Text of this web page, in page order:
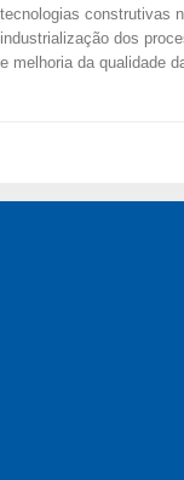
tecnologias construtivas
industrialização dos
e melhoria da qualidade